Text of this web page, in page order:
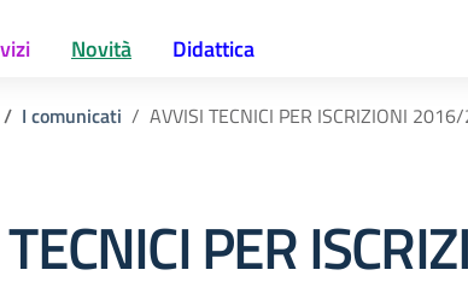
Novità Didattica
I comunicati AVVISI TECNICI PER ISCRIZIONI
PER